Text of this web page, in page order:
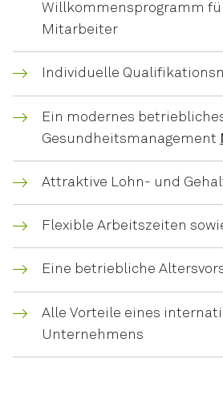
Willkommensprogramm
Mitarbeiter
Individuelle
Ein modernes
Gesundheitsmanagement
Attraktive Lohn- und
Flexible Arbeitszeiten
Eine betriebliche
Alle Vorteile eines
Unternehmens